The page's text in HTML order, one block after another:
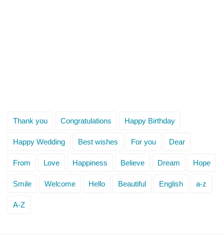
Thank you Congratulations Happy Birthday
Happy Wedding Best wishes For you Dear
From Love Happiness Believe Dream Hope
Smile Welcome Hello Beautiful English a-z
A-Z